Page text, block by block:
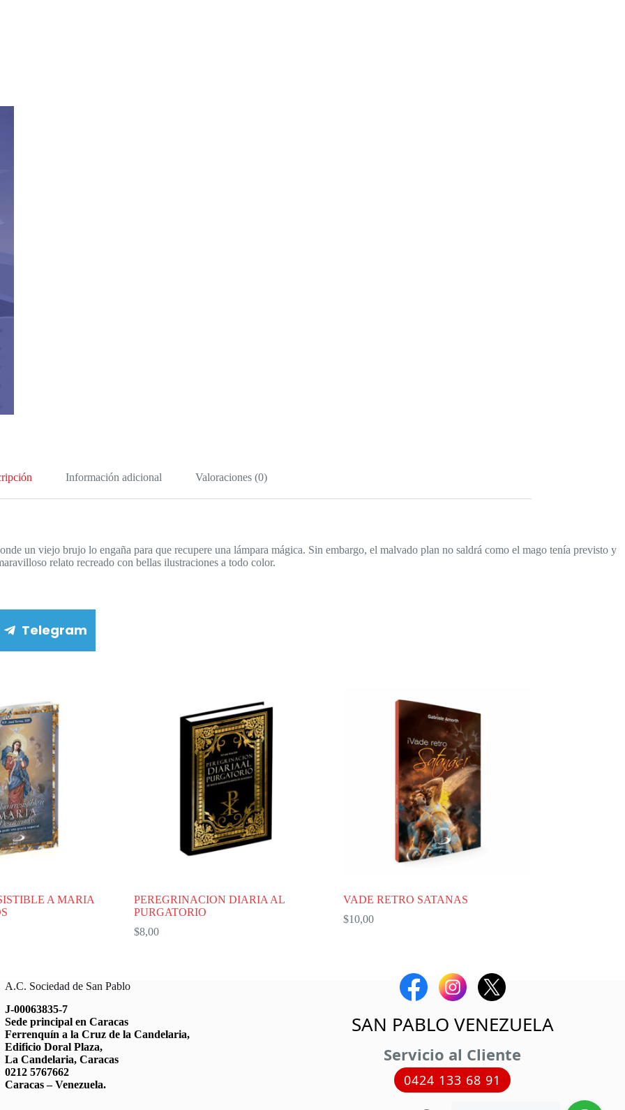
Información adicional Valoraciones (0)
un viejo brujo lo engaña para que recupere una lámpara mágica. Sin embargo, el malvado plan no saldrá como el mago tenía previsto y
relato recreado con bellas ilustraciones a todo color.
Telegram
A MARIA
PEREGRINACION DIARIA AL
PURGATORIO
$8,00
VADE RETRO SATANAS
$10,00
A.C. Sociedad de San Pablo
J-00063835-7
Sede principal en Caracas
Ferrenquín a la Cruz de la Candelaria,
Edificio Doral Plaza,
La Candelaria, Caracas
0212 5767662
Caracas – Venezuela.
SAN PABLO VENEZUELA
Servicio al Cliente
0424 133 68 91